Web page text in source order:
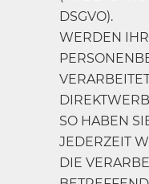
DSGVO).
WERDEN
SO HABEN
JEDERZEIT
DIE